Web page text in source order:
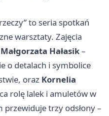
to seria spotkań
warsztaty. Zajęcia
Małgorzata Hałasik–
o detalach i symbolice
oraz Kornelia
rolę lalek i amuletów w
trzy odsłony –